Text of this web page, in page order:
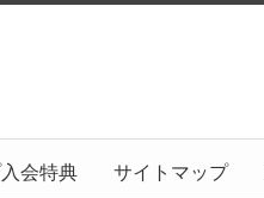
会特典 サイトマップ